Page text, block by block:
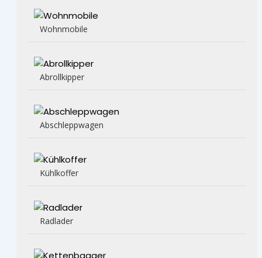
Wohnmobile
Abrollkipper
Abschleppwagen
Kühlkoffer
Radlader